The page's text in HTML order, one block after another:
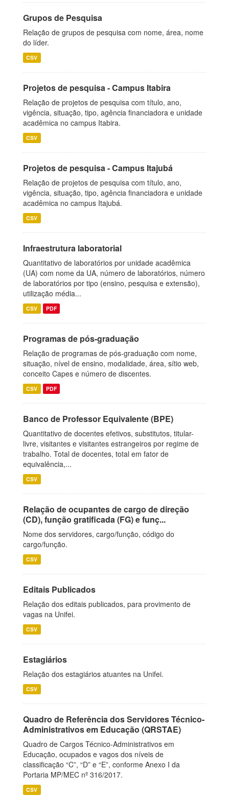
Grupos de Pesquisa
Relação de grupos de pesquisa com nome, área, nome
do líder.
CSV
Projetos de pesquisa - Campus Itabira
Relação de projetos de pesquisa com título, ano,
vigência, situação, tipo, agência financiadora e unidade
acadêmica no campus Itabira.
CSV
Projetos de pesquisa - Campus Itajubá
Relação de projetos de pesquisa com título, ano,
vigência, situação, tipo, agência financiadora e unidade
acadêmica no campus Itajubá.
CSV
Infraestrutura laboratorial
Quantitativo de laboratórios por unidade acadêmica
(UA) com nome da UA, número de laboratórios, número
de laboratórios por tipo (ensino, pesquisa e extensão),
utilização média...
CSV PDF
Programas de pós-graduação
Relação de programas de pós-graduação com nome,
situação, nível de ensino, modalidade, área, sítio web,
conceito Capes e número de discentes.
CSV PDF
Banco de Professor Equivalente (BPE)
Quantitativo de docentes efetivos, substitutos, titular-
livre, visitantes e visitantes estrangeiros por regime de
trabalho. Total de docentes, total em fator de
equivalência,...
CSV
Relação de ocupantes de cargo de direção
(CD), função gratificada (FG) e funç...
Nome dos servidores, cargo/função, código do
cargo/função.
CSV
Editais Publicados
Relação dos editais publicados, para provimento de
vagas na Unifei.
CSV
Estagiários
Relação dos estagiários atuantes na Unifei.
CSV
Quadro de Referência dos Servidores Técnico-
Administrativos em Educação (QRSTAE)
Quadro de Cargos Técnico-Administrativos em
Educação, ocupados e vagos dos níveis de
classificação “C”, “D” e “E”, conforme Anexo I da
Portaria MP/MEC nº 316/2017.
CSV